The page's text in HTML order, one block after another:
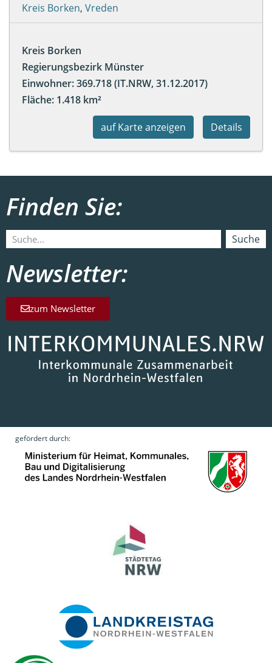
Kreis Borken, Vreden
Kreis Borken
Regierungsbezirk Münster
Einwohner: 369.718 (IT.NRW, 31.12.2017)
Fläche: 1.418 km²
Details
auf Karte anzeigen
Finden Sie:
Suche
Newsletter:
zum Newsletter
gefördert durch: